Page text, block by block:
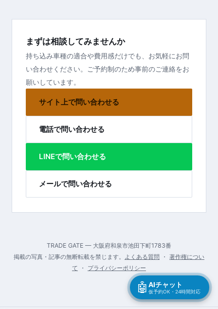
まずは相談してみませんか
持ち込み車種の適合や費用感だけでも、お気軽にお問
い合わせください。ご予約制のため事前のご連絡をお
願いしています。
サイト上で問い合わせる
電話で問い合わせる
LINEで問い合わせる
メールで問い合わせる
TRADE GATE — 大阪府和泉市池田下町1783番
掲載の写真・記事の無断転載を禁じます。 よくある質問 ・ 著作権につい
て ・ プライバシーポリシー
🤖 AIチャット
仮予約OK・24時間対応